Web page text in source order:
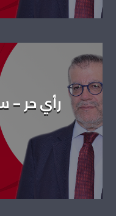
رأي حر –